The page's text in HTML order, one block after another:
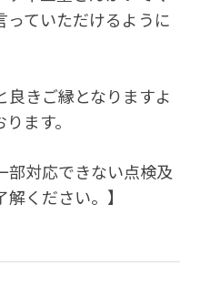
っていただけるように
良きご縁となりますよ
ます。
部対応できない点検及
ください。】